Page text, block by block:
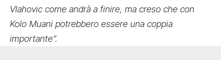
Vlahovic come andrà a finire, ma creso che con
Kolo Muani potrebbero essere una coppia
importante”.